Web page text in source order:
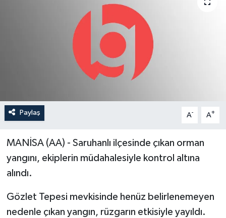
Paylaş A- A+
MANİSA (AA) - Saruhanlı ilçesinde çıkan orman
yangını, ekiplerin müdahalesiyle kontrol altına
alındı.
Gözlet Tepesi mevkisinde henüz belirlenemeyen
nedenle çıkan yangın, rüzgarın etkisiyle yayıldı.